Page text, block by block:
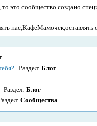
это сообщество создано
Раздел: Блог
Блог
Сообщества